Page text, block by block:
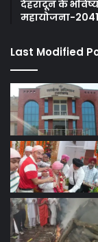
देहरादून के
महायोजना-
Last Modified